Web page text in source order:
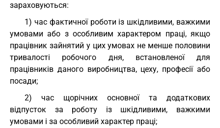
зараховуються:
1) час фактичної роботи із шкідливими, важкими
умовами або з особливим характером праці, якщо
працівник зайнятий у цих умовах не менше половини
тривалості робочого дня, встановленої для
працівників даного виробництва, цеху, професії або
посади;
2) час щорічних основної та додаткових
відпусток за роботу із шкідливими, важкими
умовами і за особливий характер праці;